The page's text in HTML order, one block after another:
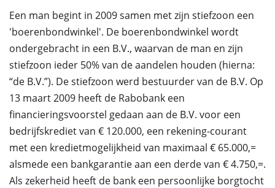
Een man begint in 2009 samen met zijn stiefzoon een
'boerenbondwinkel'. De boerenbondwinkel wordt
ondergebracht in een B.V., waarvan de man en zijn
stiefzoon ieder 50% van de aandelen houden (hierna:
“de B.V.”). De stiefzoon werd bestuurder van de B.V. Op
13 maart 2009 heeft de Rabobank een
financieringsvoorstel gedaan aan de B.V. voor een
bedrijfskrediet van € 120.000, een rekening-courant
met een kredietmogelijkheid van maximaal € 65.000,=
alsmede een bankgarantie aan een derde van € 4.750,=.
Als zekerheid heeft de bank een persoonlijke borgtocht